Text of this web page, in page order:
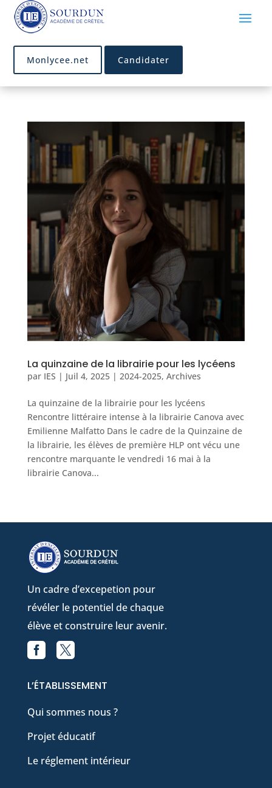
Candidater
Monlycee.net
La quinzaine de la librairie pour les lycéens
par IES | Juil 4, 2025| 2024-2025, Archives
La quinzaine de la librairie pour les lycéens
Rencontre littéraire intense à la librairie Canova avec
Emilienne Malfatto Dans le cadre de la Quinzaine de
la librairie, les élèves de première HLP ont vécu une
rencontre marquante le vendredi 16 mai à la
librairie Canova...
Un cadre d’excepetion pour
révéler le potentiel de chaque
élève et construire leur avenir.
 Facebook

L’ÉTABLISSEMENT
Qui sommes nous ?
Projet éducatif
Le réglement intérieur